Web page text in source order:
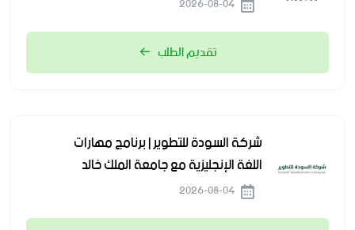
تقديم الطلب
شركة السودة للتطوير | برنامج مهارات
اللغة الإنجليزية مع جامعة الملك خالد